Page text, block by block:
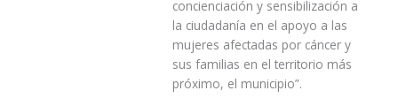
concienciación y sensibilización a
la ciudadanía en el apoyo a las
mujeres afectadas por cáncer y
sus familias en el territorio más
próximo, el municipio”.